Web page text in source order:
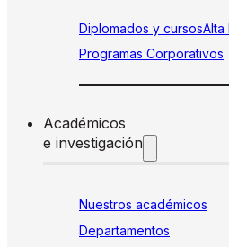
Diplomados y cursosAlta
Programas Corporativos
Académicos
e investigación
Nuestros académicos
Departamentos